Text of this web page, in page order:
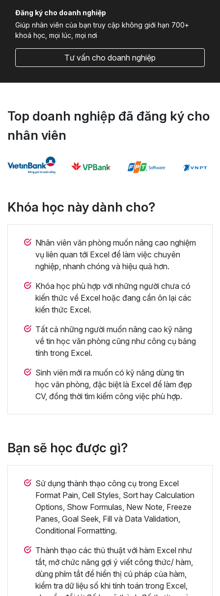
Đăng ký cho doanh nghiệp
Giúp nhân viên của bạn truy cập không giới hạn 700+
khoá học, mọi lúc, mọi nơi
Tư vấn cho doanh nghiệp
Top doanh nghiệp đã đăng ký cho
nhân viên
Khóa học này dành cho?
Nhân viên văn phòng muốn nâng cao nghiệm
vụ liên quan tới Excel để làm việc chuyên
nghiệp, nhanh chóng và hiệu quả hơn.
Khóa học phù hợp với những người chưa có
kiến thức về Excel hoặc đang cần ôn lại các
kiến thức Excel.
Tất cả những người muốn nâng cao kỹ năng
về tin học văn phòng cũng như công cụ bảng
tính trong Excel.
Sinh viên mới ra muốn có kỹ năng dùng tin
học văn phòng, đặc biệt là Excel để làm đẹp
CV, đồng thời tìm kiếm công việc phù hợp.
Bạn sẽ học được gì?
Sử dụng thành thạo công cụ trong Excel
Format Pain, Cell Styles, Sort hay Calculation
Options, Show Formulas, New Note, Freeze
Panes, Goal Seek, Fill và Data Validation,
Conditional Formatting.
Thành thạo các thủ thuật với hàm Excel như
tắt, mở chức năng gợi ý viết công thức/ hàm,
dùng phím tắt để hiển thị cú pháp của hàm,
kiểm tra dữ liệu số khi tính toán trong Excel,